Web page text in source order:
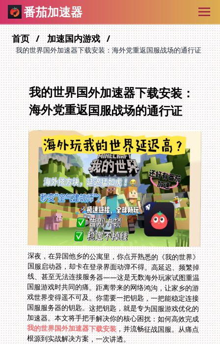
番茄加速器
首页 加速国内游戏
我的世界国外加速器下载安装：海外党重返国服战场的通行证
我的世界国外加速器下载安装：
海外党重返国服战场的通行证
深夜，在异国他乡的公寓里，你点开熟悉的《我的世界》
国服启动器，却卡在登录界面动弹不得。高延迟、频繁掉
线、甚至无法连接服务器——这是无数海外玩家试图重温
国服游戏时共同的痛。距离带来的网络鸿沟，让家乡的游
戏世界变得遥不可及。你需要一把钥匙，一把能稳定连接
国服服务器的钥匙。这把钥匙，就是专为国服游戏优化的
加速器。本文将手把手解决你的核心困扰：如何高效完成
我的世界国外加速器下载安装，并流畅征战国服。从痛点
根源到实战解决方案，一次讲透。